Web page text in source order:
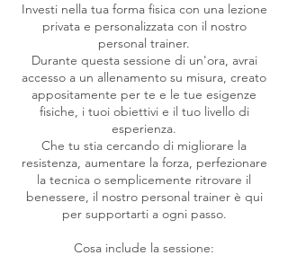
Investi nella tua forma fisica con una lezione
privata e personalizzata con il nostro
personal trainer.
Durante questa sessione di un'ora, avrai
accesso a un allenamento su misura, creato
appositamente per te e le tue esigenze
fisiche, i tuoi obiettivi e il tuo livello di
esperienza.
Che tu stia cercando di migliorare la
resistenza, aumentare la forza, perfezionare
la tecnica o semplicemente ritrovare il
benessere, il nostro personal trainer è qui
per supportarti a ogni passo.
Cosa include la sessione: